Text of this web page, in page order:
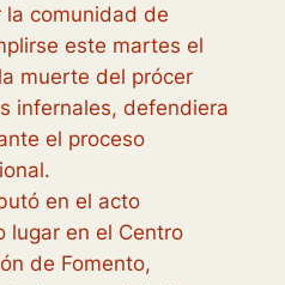
comunidad de
este martes el
muerte del prócer
infernales, defendiera
el proceso
en el acto
lugar en el Centro
de Fomento,